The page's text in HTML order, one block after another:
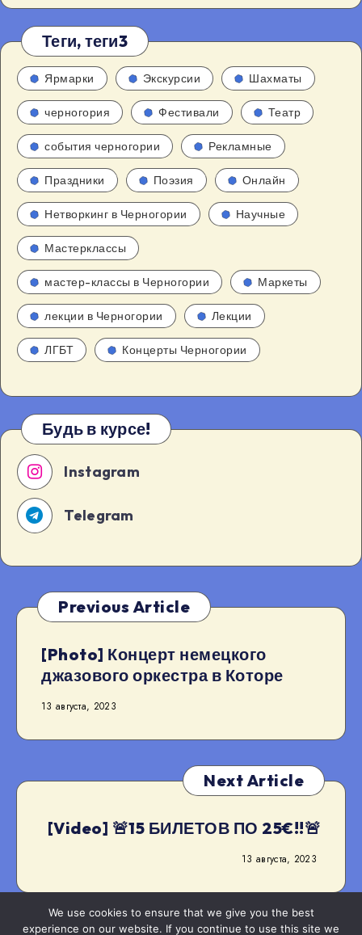
Теги, теги3
Ярмарки Экскурсии Шахматы
черногория Фестивали Театр
события черногории Рекламные
Праздники Поэзия Онлайн
Нетворкинг в Черногории Научные
Мастерклассы
мастер-классы в Черногории Маркеты
лекции в Черногории Лекции
ЛГБТ Концерты Черногории
Будь в курсе!
Instagram
Telegram
Previous Article
[Photo] Концерт немецкого
джазового оркестра в Которе
13 августа, 2023
Next Article
[Video] 🚨15 БИЛЕТОВ ПО 25€!!🚨
13 августа, 2023
We use cookies to ensure that we give you the best
experience on our website. If you continue to use this site we